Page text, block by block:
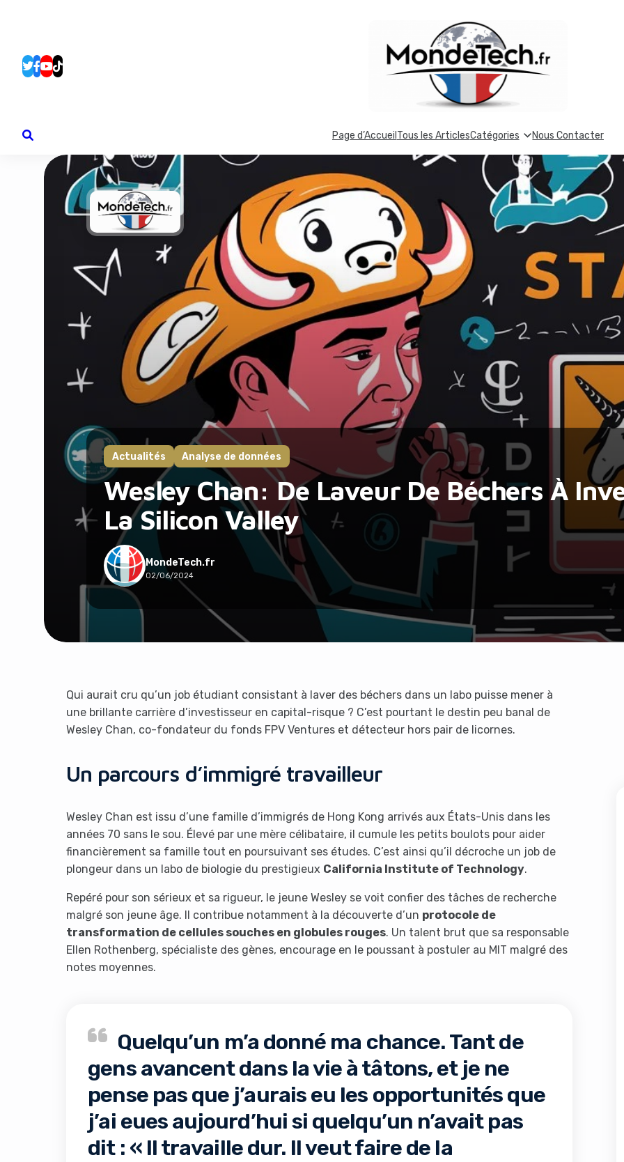
Page d’Accueil Tous les ArticlesCatégories Nous Contacter
Actualités Analyse de données
Wesley Chan: De Laveur De Béchers À
La Silicon Valley
MondeTech.fr
02/06/2024
Qui aurait cru qu’un job étudiant consistant à laver des béchers dans un labo puisse mener à
une brillante carrière d’investisseur en capital-risque ? C’est pourtant le destin peu banal de
Wesley Chan, co-fondateur du fonds FPV Ventures et détecteur hors pair de licornes.
Un parcours d’immigré travailleur
Wesley Chan est issu d’une famille d’immigrés de Hong Kong arrivés aux États-Unis dans les
années 70 sans le sou. Élevé par une mère célibataire, il cumule les petits boulots pour aider
financièrement sa famille tout en poursuivant ses études. C’est ainsi qu’il décroche un job de
plongeur dans un labo de biologie du prestigieux California Institute of Technology.
Repéré pour son sérieux et sa rigueur, le jeune Wesley se voit confier des tâches de recherche
malgré son jeune âge. Il contribue notamment à la découverte d’un protocole de
transformation de cellules souches en globules rouges. Un talent brut que sa responsable
Ellen Rothenberg, spécialiste des gènes, encourage en le poussant à postuler au MIT malgré des
notes moyennes.
Quelqu’un m’a donné ma chance. Tant de
gens avancent dans la vie à tâtons, et je ne
pense pas que j’aurais eu les opportunités que
j’ai eues aujourd’hui si quelqu’un n’avait pas
dit : « Il travaille dur. Il veut faire de la